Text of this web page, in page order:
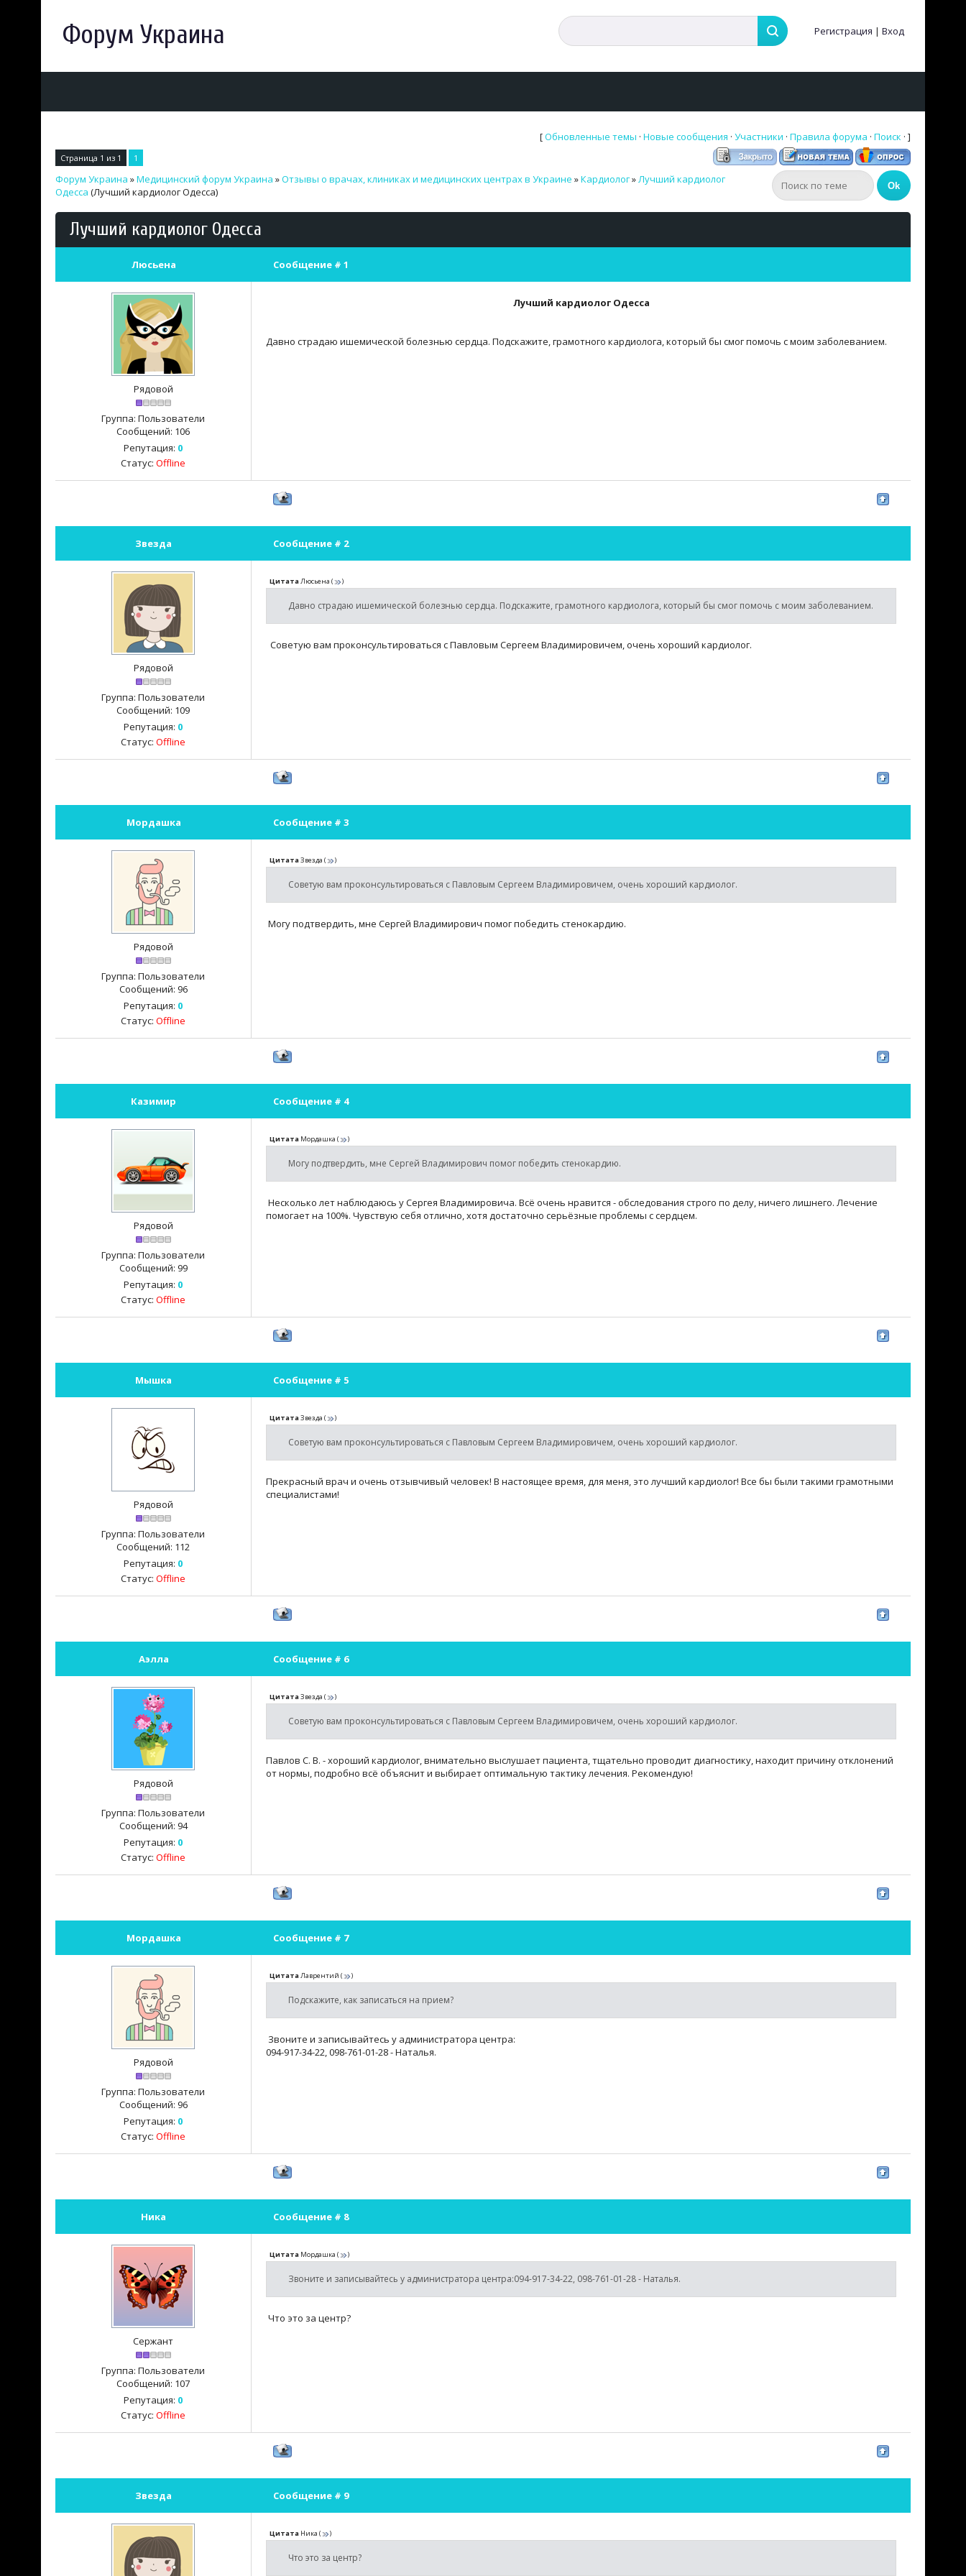
Форум Украина Регистрация | Вход
[Обновленные темы · Новые сообщения · Участники · Правила форума · Поиск · ]
Страница 1 из 1 1
Форум Украина »Медицинский форум Украина »Отзывы о врачах, клиниках и медицинских центрах в Украине »Кардиолог»Лучший кардиолог
Одесса (Лучший кардиолог Одесса)
Лучший кардиолог Одесса
Люсьена Сообщение # 1
Рядовой
Группа: Пользователи
Сообщений: 106
Репутация: 0
Статус: Offline
Лучший кардиолог Одесса
Давно страдаю ишемической болезнью сердца. Подскажите, грамотного кардиолога, который бы смог помочь с моим заболеванием.
Звезда Сообщение # 2
Рядовой
Группа: Пользователи
Сообщений: 109
Репутация: 0
Статус: Offline
ЦитатаЛюсьена ( )
Давно страдаю ишемической болезнью сердца. Подскажите, грамотного кардиолога, который бы смог помочь с моим заболеванием.
Советую вам проконсультироваться с Павловым Сергеем Владимировичем, очень хороший кардиолог.
Мордашка Сообщение # 3
Рядовой
Группа: Пользователи
Сообщений: 96
Репутация: 0
Статус: Offline
ЦитатаЗвезда ( )
Советую вам проконсультироваться с Павловым Сергеем Владимировичем, очень хороший кардиолог.
Могу подтвердить, мне Сергей Владимирович помог победить стенокардию.
Казимир Сообщение # 4
Рядовой
Группа: Пользователи
Сообщений: 99
Репутация: 0
Статус: Offline
Цитата Мордашка ( )
Могу подтвердить, мне Сергей Владимирович помог победить стенокардию.
Несколько лет наблюдаюсь у Сергея Владимировича. Всё очень нравится - обследования строго по делу, ничего лишнего. Лечение
помогает на 100%. Чувствую себя отлично, хотя достаточно серьёзные проблемы с сердцем.
Мышка Сообщение # 5
Рядовой
Группа: Пользователи
Сообщений: 112
Репутация: 0
Статус: Offline
ЦитатаЗвезда ( )
Советую вам проконсультироваться с Павловым Сергеем Владимировичем, очень хороший кардиолог.
Прекрасный врач и очень отзывчивый человек! В настоящее время, для меня, это лучший кардиолог! Все бы были такими грамотными
специалистами!
Аэлла Сообщение # 6
Рядовой
Группа: Пользователи
Сообщений: 94
Репутация: 0
Статус: Offline
ЦитатаЗвезда ( )
Советую вам проконсультироваться с Павловым Сергеем Владимировичем, очень хороший кардиолог.
Павлов С. В. - хороший кардиолог, внимательно выслушает пациента, тщательно проводит диагностику, находит причину отклонений
от нормы, подробно всё объяснит и выбирает оптимальную тактику лечения. Рекомендую!
Мордашка Сообщение # 7
Рядовой
Группа: Пользователи
Сообщений: 96
Репутация: 0
Статус: Offline
ЦитатаЛаврентий ( )
Подскажите, как записаться на прием?
Звоните и записывайтесь у администратора центра:
094-917-34-22, 098-761-01-28 - Наталья.
Ника Сообщение # 8
Сержант
Группа: Пользователи
Сообщений: 107
Репутация: 0
Статус: Offline
Цитата Мордашка ( )
Звоните и записывайтесь у администратора центра:094-917-34-22, 098-761-01-28 - Наталья.
Что это за центр?
Звезда Сообщение # 9
Цитата Ника ( )
Что это за центр?